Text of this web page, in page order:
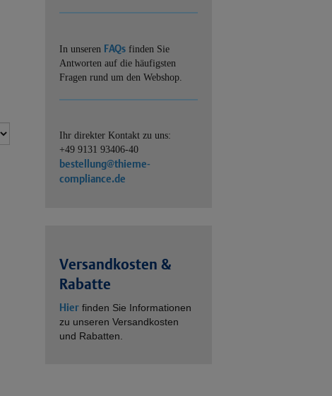
In unseren FAQs finden Sie
Antworten auf die häufigsten
Fragen rund um den Webshop.
Ihr direkter Kontakt zu uns:
+49 9131 93406-40
bestellung@thieme-
compliance.de
Versandkosten &
Rabatte
Hier finden Sie Informationen
zu unseren Versandkosten
und Rabatten.